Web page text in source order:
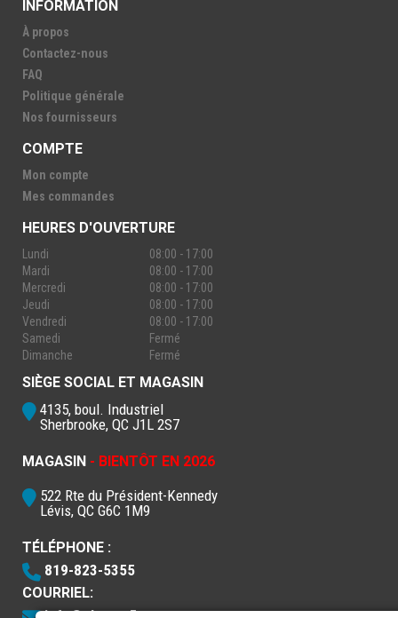
INFORMATION
À propos
Contactez-nous
FAQ
Politique générale
Nos fournisseurs
COMPTE
Mon compte
Mes commandes
HEURES D'OUVERTURE
Lundi
08:00 - 17:00
Mardi
08:00 - 17:00
Mercredi
08:00 - 17:00
Jeudi
08:00 - 17:00
Vendredi
08:00 - 17:00
Samedi
Fermé
Dimanche
Fermé
SIÈGE SOCIAL ET MAGASIN
4135, boul. Industriel
Sherbrooke, QC J1L 2S7
MAGASIN - BIENTÔT EN 2026
522 Rte du Président-Kennedy
Lévis, QC G6C 1M9
TÉLÉPHONE :
819-823-5355
COURRIEL: